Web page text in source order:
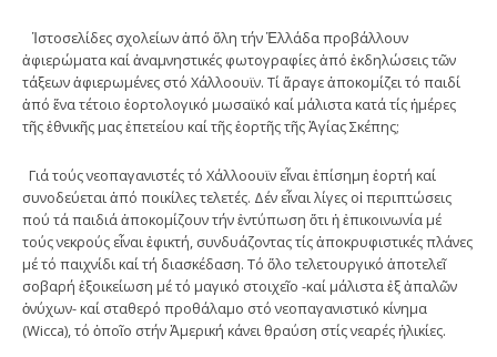
Ἱστοσελίδες σχολείων ἀπό ὅλη τήν Ἑλλάδα προβάλλουν
ἀφιερώματα καί ἀναμνηστικές φωτογραφίες ἀπό ἐκδη­λώ­σεις τῶν
τάξεων ἀφιερωμένες στό Χάλλοουϊν. Τί ἄραγε ἀποκομίζει τό παιδί
ἀπό ἕνα τέτοιο ἑορτολογικό μωσαϊκό καί μάλιστα κατά τίς ἡμέρες
τῆς ἐθ­νικῆς μας ἐπετείου καί τῆς ἑορτῆς τῆς Ἁγίας Σκέπης;
Γιά τούς νεοπαγανιστές τό Χάλλοουϊν εἶναι ἐπίσημη ἑορτή καί
συνοδεύεται ἀπό ποικίλες τελετές. Δέν εἶναι λίγες οἱ περιπτώσεις
πού τά παιδιά ἀποκομίζουν τήν ἐντύπωση ὅτι ἡ ἐπικοινωνία μέ
τούς νεκρούς εἶναι ἐφικτή, συνδυάζο­ντας τίς ἀποκρυφιστικές πλάνες
μέ τό παιχνίδι καί τή διασκέδαση. Τό ὅλο τελετουργικό ἀποτελεῖ
σοβαρή ἐξοι­κεί­­ω­ση μέ τό μαγικό στοιχεῖο -καί μάλιστα ἐξ ἁπαλῶν
ὀνύχων- καί σταθερό προ­θά­λα­μο στό νεοπαγανιστικό κί­νη­μα
(Wicca), τό ὁποῖο στήν Ἀμερική κά­νει θραύση στίς νεαρές ἡλικίες.